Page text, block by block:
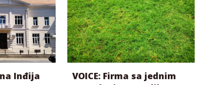
Inđija
VOICE: Firma sa jednim